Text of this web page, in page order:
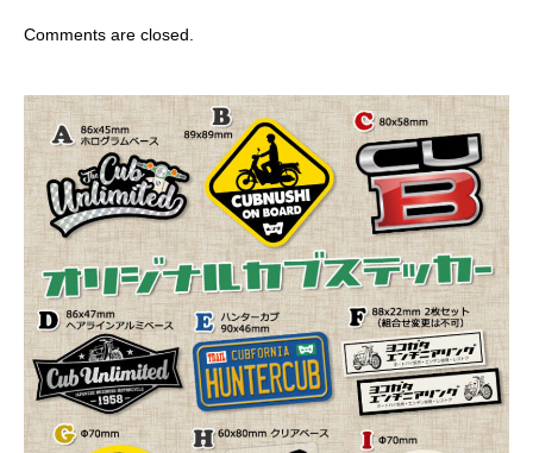
Comments are closed.